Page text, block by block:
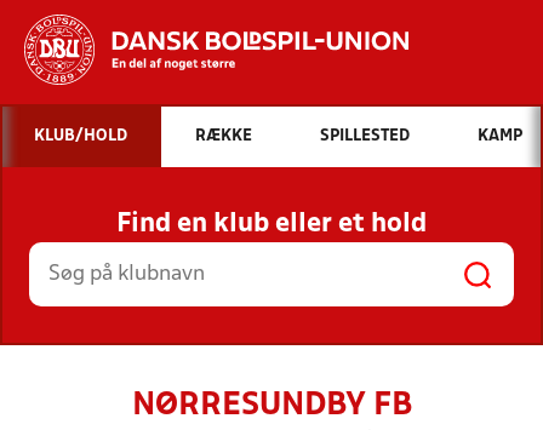
Hvad vil du søge efter?
INDHOLD OG NYHEDER
STILLINGER, RESULTATER, KLUBBER OG
HOLD
KLUB/HOLD RÆKKE SPILLESTED KAMP
Find en klub eller et hold
NØRRESUNDBY FB